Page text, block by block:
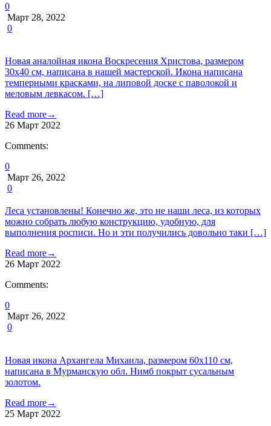
0
Март 28, 2022
0
Новая аналойная икона Воскресения Христова, размером
30х40 см, написана в нашей мастерской. Икона написана
темперными красками, на липовой доске с паволокой и
меловым левкасом. […]
Read more→
26 Март 2022
Comments:
0
Март 26, 2022
0
Леса установлены! Конечно же, это не наши леса, из которых
можно собрать любую конструкцию, удобную, для
выполнения росписи. Но и эти получились довольно таки […]
Read more→
26 Март 2022
Comments:
0
Март 26, 2022
0
Новая икона Архангела Михаила, размером 60х110 см,
написана в Мурманскую обл. Нимб покрыт сусальным
золотом.
Read more→
25 Март 2022